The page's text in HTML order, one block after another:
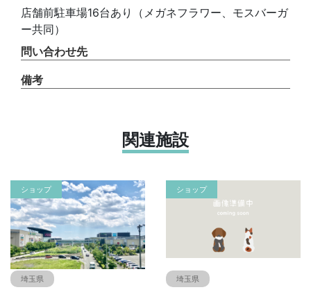
店舗前駐車場16台あり（メガネフラワー、モスバーガ
ー共同）
問い合わせ先
備考
関連施設
ショップ
埼玉県
ショップ
埼玉県